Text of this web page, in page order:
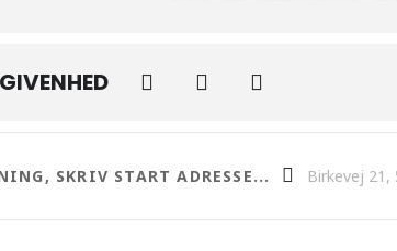
der blev grevinde ved Anne-Lise Arnstrup []Destination